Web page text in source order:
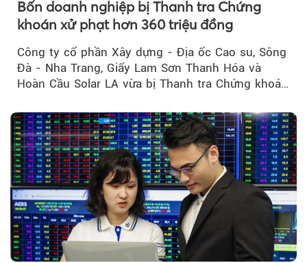
Bốn doanh nghiệp bị Thanh tra Chứng
khoán xử phạt hơn 360 triệu đồng
Công ty cổ phần Xây dựng - Địa ốc Cao su, Sông
Đà - Nha Trang, Giấy Lam Sơn Thanh Hóa và
Hoàn Cầu Solar LA vừa bị Thanh tra Chứng khoán
do vi phạm quy định về công bố thông tin trên
thị trường chứng khoán.